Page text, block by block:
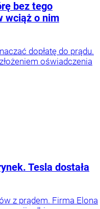
bez tego
wciąż o nim
dopłatę do prądu.
oświadczenia
Tesla dostała
z prądem. Firma Elona